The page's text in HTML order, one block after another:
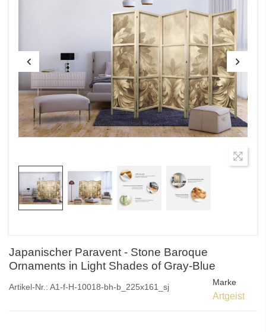
Japanischer Paravent - Stone Baroque
Ornaments in Light Shades of Gray-Blue
Artikel-Nr.: A1-f-H-10018-bh-b_225x161_sj Marke
Artgeist